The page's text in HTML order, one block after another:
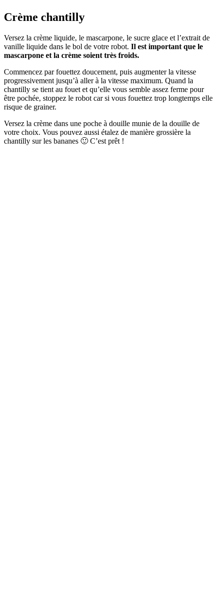
Crème chantilly
Versez la crème liquide, le mascarpone, le sucre glace et l’extrait de
vanille liquide dans le bol de votre robot. Il est important que le
mascarpone et la crème soient très froids.
Commencez par fouettez doucement, puis augmenter la vitesse
progressivement jusqu’à aller à la vitesse maximum. Quand la
chantilly se tient au fouet et qu’elle vous semble assez ferme pour
être pochée, stoppez le robot car si vous fouettez trop longtemps elle
risque de grainer.
Versez la crème dans une poche à douille munie de la douille de
votre choix. Vous pouvez aussi étalez de manière grossière la
chantilly sur les bananes 🙂 C’est prêt !